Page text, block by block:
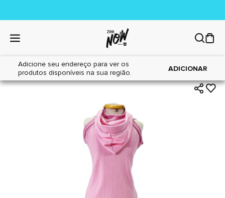
Adicione seu endereço para ver os
produtos disponíveis na sua região.
ADICIONAR
Home|Cães|Acessórios